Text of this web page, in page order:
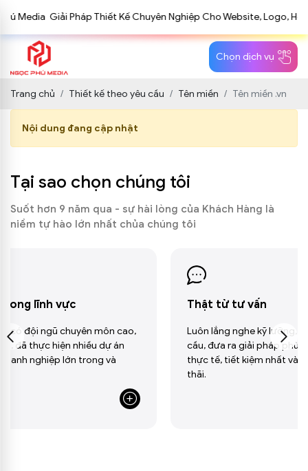
Giải Pháp Thiết Kế Chuyên Nghiệp Cho Website, Logo, Hồ Sơ
Chọn dịch vụ
Trang chủ Thiết kế theo yêu cầu Tên miền Tên miền .vn
Nội dung đang cập nhật
Tại sao chọn chúng tôi
Suốt hơn 9 năm qua - sự hài lòng của Khách Hàng là
niềm tự hào lớn nhất chủa chúng tôi
môn cao,
nhiều dự án
trong và
Thật từ tư vấn
Luôn lắng nghe kỹ lưỡng, phân tích đúng
cầu, đưa ra giải pháp phù hợp – minh
thực tế, tiết kiệm nhất và không tô vẽ